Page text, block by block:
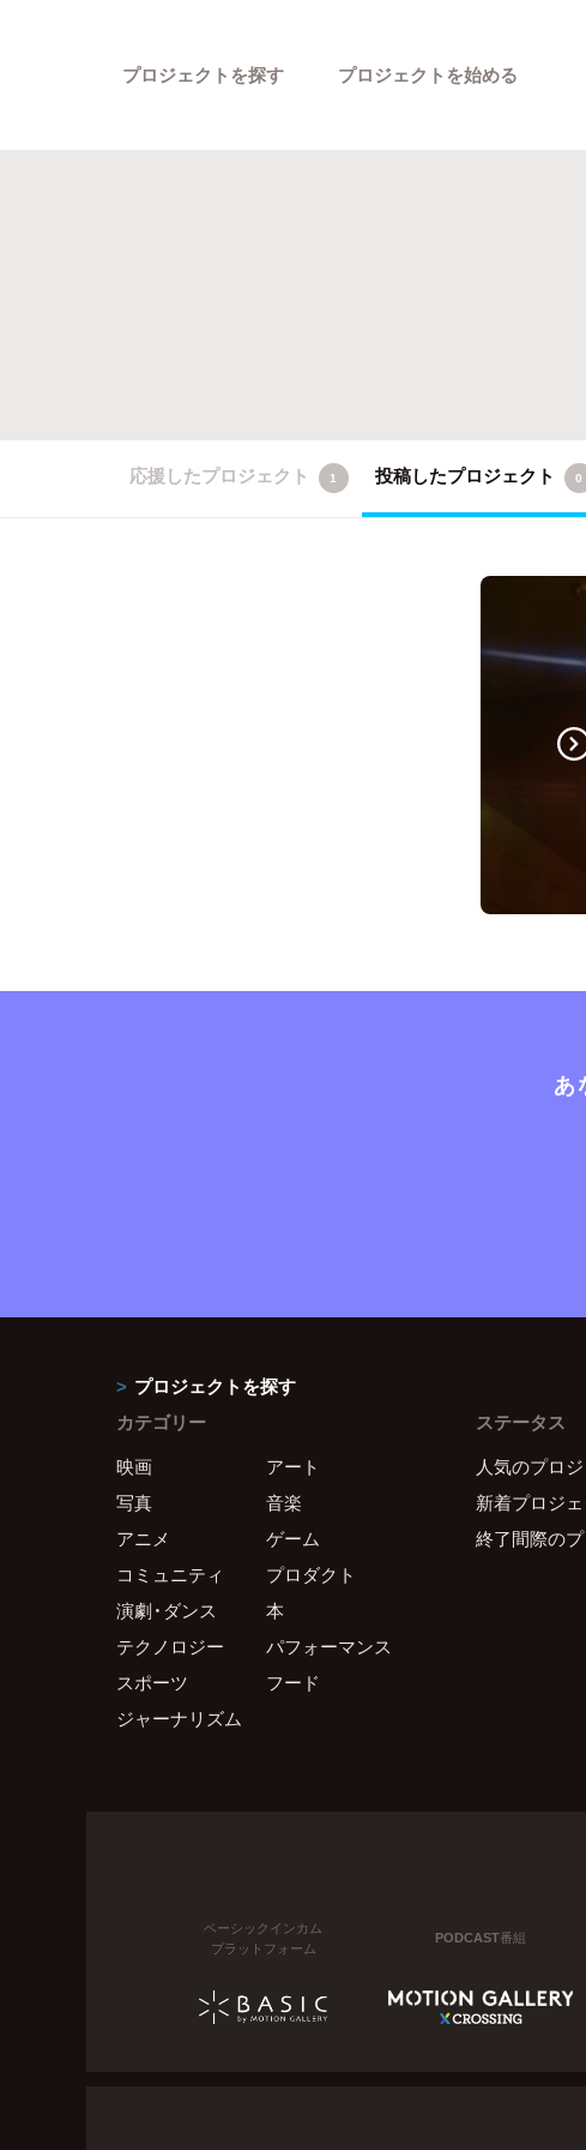
プロジェクトを探す プロジェクトを始める
応援したプロジェクト 1 投稿したプロジェクト 0
あ
プロジェクトを探す
カテゴリー
映画
アート
写真
音楽
アニメ
ゲーム
コミュニティ
プロダクト
演劇・ダンス
本
テクノロジー
パフォーマンス
スポーツ
フード
ジャーナリズム
ステータス
人気のプロ
新着プロジ
終了間際の
ベーシックインカム
プラットフォーム
PODCAST番組